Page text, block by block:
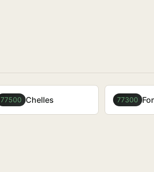
77500 Chelles 77300